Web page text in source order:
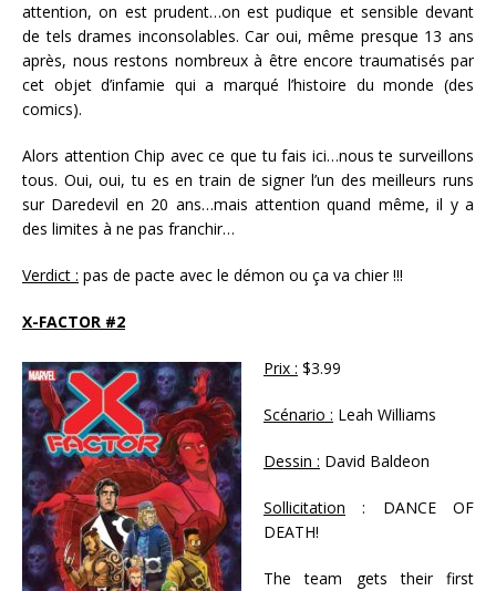
attention, on est prudent…on est pudique et sensible devant
de tels drames inconsolables. Car oui, même presque 13 ans
après, nous restons nombreux à être encore traumatisés par
cet objet d’infamie qui a marqué l’histoire du monde (des
comics).
Alors attention Chip avec ce que tu fais ici…nous te surveillons
tous. Oui, oui, tu es en train de signer l’un des meilleurs runs
sur Daredevil en 20 ans…mais attention quand même, il y a
des limites à ne pas franchir…
Verdict : pas de pacte avec le démon ou ça va chier !!!
X-FACTOR #2
Prix : $3.99
Scénario : Leah Williams
Dessin : David Baldeon
Sollicitation : DANCE OF
DEATH!
The team gets their first